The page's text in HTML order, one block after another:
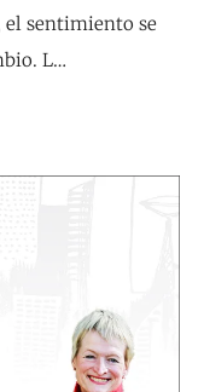
el sentimiento se
L…